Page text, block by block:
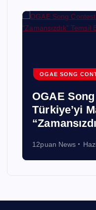
OGAE SONG
OGAE
Türkiye’yi
12puan News